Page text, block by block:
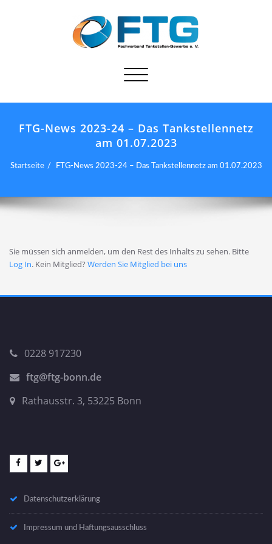
Schalte
FTG-News 2023-24 – Das Tankstellennetz
am 01.07.2023
Startseite FTG-News 2023-24 – Das Tankstellennetz am 01.07.2023
Sie müssen sich anmelden, um den Rest des Inhalts zu sehen. Bitte
Log In. Kein Mitglied? Werden Sie Mitglied bei uns
0228 917230
ftg@ftg-bonn.de
Rathausstr. 3, 53225 Bonn
Datenschutzerklärung
Impressum und Haftungsausschluss